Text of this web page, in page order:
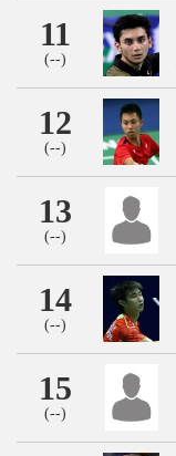
11
(--)
12
(--)
13
(--)
14
(--)
15
(--)